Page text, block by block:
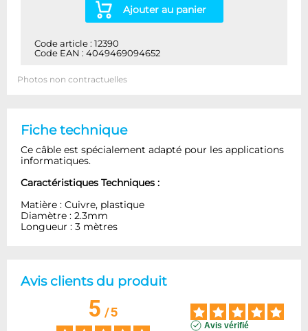
Ajouter au panier
Code article : 12390
Code EAN : 4049469094652
Photos non contractuelles
Fiche technique
Ce câble est spécialement adapté pour les applications
informatiques.
Caractéristiques Techniques :
Matière : Cuivre, plastique
Diamètre : 2.3mm
Longueur : 3 mètres
Avis clients du produit
5/5
Avis vérifié